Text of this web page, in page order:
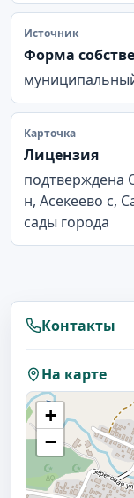
Источник
Форма
Карточка
Лицензия
подтверждена
н, Асекеево с,
сады города
Контакты
На карте
+
−